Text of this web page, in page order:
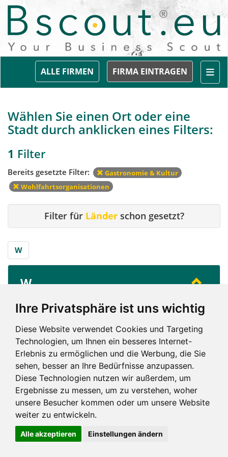
Ihre Privatsphäre ist uns wichtig
Diese Website verwendet Cookies und Targeting
Technologien, um Ihnen ein besseres Internet-
Erlebnis zu ermöglichen und die Werbung, die Sie
sehen, besser an Ihre Bedürfnisse anzupassen.
Diese Technologien nutzen wir außerdem, um
Ergebnisse zu messen, um zu verstehen, woher
unsere Besucher kommen oder um unsere Website
weiter zu entwickeln.
Alle akzeptieren Einstellungen ändern
FIRMA EINTRAGEN
ALLE FIRMEN
Wählen Sie einen Ort oder eine
Stadt durch anklicken eines Filters:
1 Filter
Bereits gesetzte Filter:
Gastronomie & Kultur
Wohlfahrtsorganisationen
Filter für Länderschon gesetzt?
W
W...
W
Impressum und mehr